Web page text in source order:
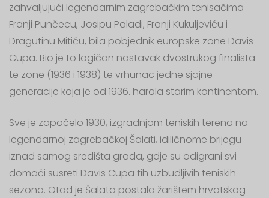
zahvaljujući legendarnim zagrebačkim tenisačima –
Franji Punčecu, Josipu Paladi, Franji Kukuljeviću i
Dragutinu Mitiću, bila pobjednik europske zone Davis
Cupa. Bio je to logičan nastavak dvostrukog finalista
te zone (1936 i 1938) te vrhunac jedne sjajne
generacije koja je od 1936. harala starim kontinentom.
Sve je započelo 1930, izgradnjom teniskih terena na
legendarnoj zagrebačkoj Šalati, idiličnome brijegu
iznad samog središta grada, gdje su odigrani svi
domaći susreti Davis Cupa tih uzbudljivih teniskih
sezona. Otad je Šalata postala žarištem hrvatskog